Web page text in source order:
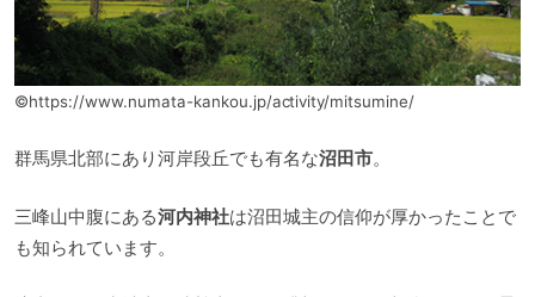
©https://www.numata-kankou.jp/activity/mitsumine/
群馬県北部にあり河岸段丘でも有名な沼田市。
三峰山中腹にある河内神社は沼田城主の信仰が厚かったことで
も知られています。